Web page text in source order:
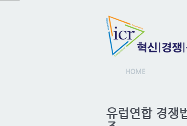
HOME
유럽연합 경쟁